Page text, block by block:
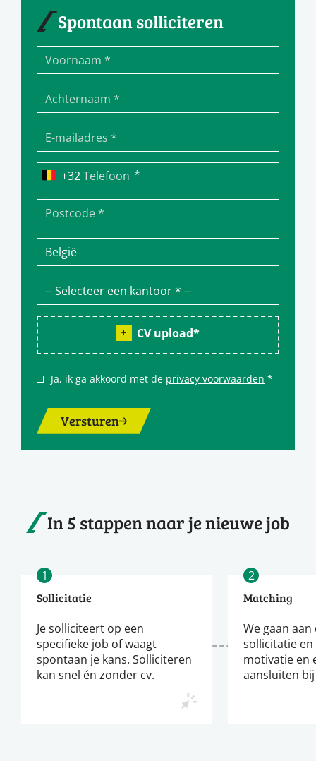
Spontaan solliciteren
Telefoon *
CV upload*
Ja, ik ga akkoord met de privacy voorwaarden *
Versturen
In 5 stappen naar je nieuwe job
1
Sollicitatie
Je solliciteert op een
specifieke job of waagt
spontaan je kans. Solliciteren
kan snel én zonder cv.
2
Matching
We gaan
sollicitatie
motivatie en
aansluiten